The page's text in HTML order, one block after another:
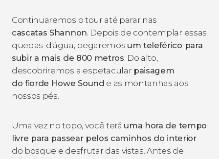
Continuaremos o tour até parar nas
cascatas Shannon. Depois de contemplar essas
quedas-d'água, pegaremos um teleférico para
subir a mais de 800 metros. Do alto,
descobriremos a espetacular paisagem
do fiorde Howe Sound e as montanhas aos
nossos pés.
Uma vez no topo, você terá uma hora de tempo
livre para passear pelos caminhos do interior
do bosque e desfrutar das vistas. Antes de